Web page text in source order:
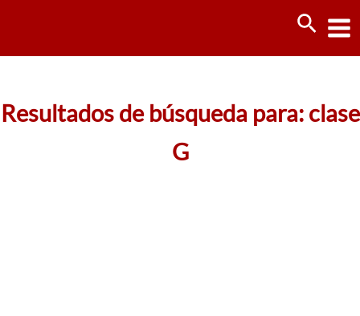
Resultados de búsqueda para: clase
G